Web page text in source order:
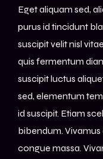
Eget aliquam sed,
purus id tincidunt
suscipit velit nisl
quis fermentum
suscipit luctus
sed, elementum
id suscipit. Etiam
bibendum.
congue massa.